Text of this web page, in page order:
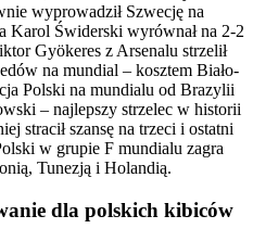
wyprowadził Szwecję na
Karol Świderski wyrównał na 2-2
Gyökeres z Arsenalu strzelił
na mundial – kosztem Biało-
Polski na mundialu od Brazylii
– najlepszy strzelec w historii
stracił szansę na trzeci i ostatni
w grupie F mundialu zagra
Tunezją i Holandią.
dla polskich kibiców